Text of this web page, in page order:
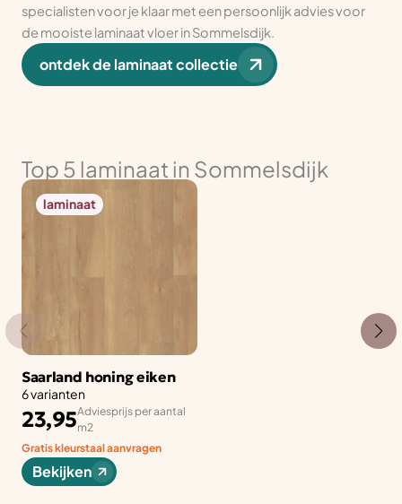
specialisten voor je klaar met een persoonlijk advies voor
de mooiste laminaat vloer in Sommelsdijk.
ontdek de laminaat collectie
Top 5 laminaat in Sommelsdijk
laminaat
Saarland honing eiken
6 varianten
23,95Adviesprijs per aantal
m2
Gratis kleurstaal aanvragen
Bekijken